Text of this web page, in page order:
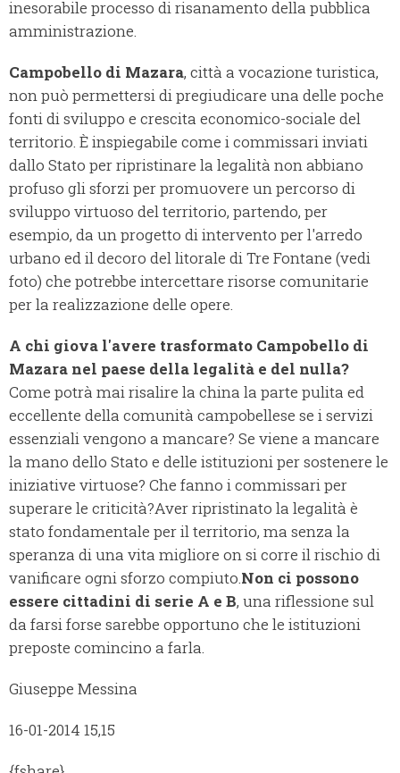
inesorabile processo di risanamento della pubblica
amministrazione.
Campobello di Mazara, città a vocazione turistica,
non può permettersi di pregiudicare una delle poche
fonti di sviluppo e crescita economico-sociale del
territorio. È inspiegabile come i commissari inviati
dallo Stato per ripristinare la legalità non abbiano
profuso gli sforzi per promuovere un percorso di
sviluppo virtuoso del territorio, partendo, per
esempio, da un progetto di intervento per l'arredo
urbano ed il decoro del litorale di Tre Fontane (vedi
foto) che potrebbe intercettare risorse comunitarie
per la realizzazione delle opere.
A chi giova l'avere trasformato Campobello di
Mazara nel paese della legalità e del nulla?
Come potrà mai risalire la china la parte pulita ed
eccellente della comunità campobellese se i servizi
essenziali vengono a mancare? Se viene a mancare
la mano dello Stato e delle istituzioni per sostenere le
iniziative virtuose? Che fanno i commissari per
superare le criticità?Aver ripristinato la legalità è
stato fondamentale per il territorio, ma senza la
speranza di una vita migliore on si corre il rischio di
vanificare ogni sforzo compiuto.Non ci possono
essere cittadini di serie A e B, una riflessione sul
da farsi forse sarebbe opportuno che le istituzioni
preposte comincino a farla.
Giuseppe Messina
16-01-2014 15,15